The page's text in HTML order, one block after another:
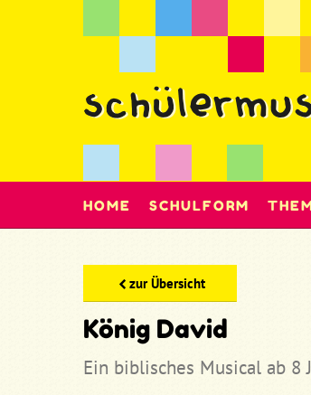
HOME SCHULFORM
zur Übersicht
König David
Ein biblisches Musical ab 8